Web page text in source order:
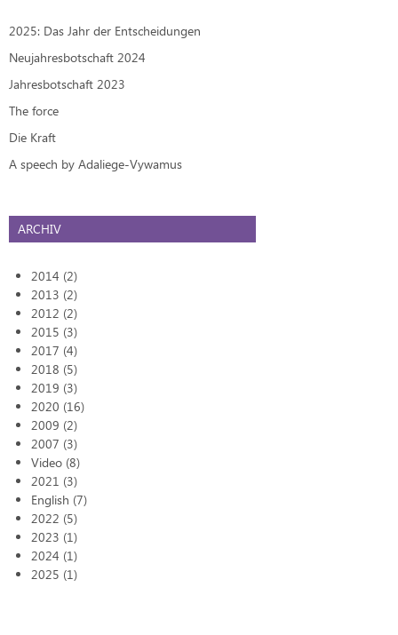
2025: Das Jahr der Entscheidungen
Neujahresbotschaft 2024
Jahresbotschaft 2023
The force
Die Kraft
A speech by Adaliege-Vywamus
ARCHIV
2014 (2)
2013 (2)
2012 (2)
2015 (3)
2017 (4)
2018 (5)
2019 (3)
2020 (16)
2009 (2)
2007 (3)
Video (8)
2021 (3)
English (7)
2022 (5)
2023 (1)
2024 (1)
2025 (1)